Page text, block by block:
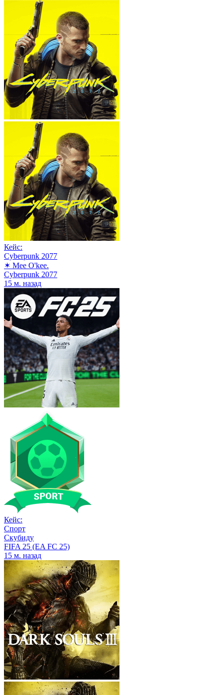
Кейс:
Cyberpunk 2077
✶ Mee O'kee.
Cyberpunk 2077
15 м. назад
Кейс:
Спорт
Скубиду
FIFA 25 (EA FC 25)
15 м. назад